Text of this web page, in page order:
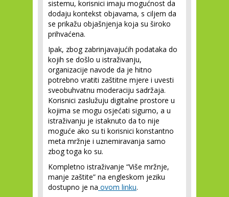
sistemu, korisnici imaju mogućnost da
dodaju kontekst objavama, s ciljem da
se prikažu objašnjenja koja su široko
prihvaćena.
Ipak, zbog zabrinjavajućih podataka do
kojih se došlo u istraživanju,
organizacije navode da je hitno
potrebno vratiti zaštitne mjere i uvesti
sveobuhvatnu moderaciju sadržaja.
Korisnici zaslužuju digitalne prostore u
kojima se mogu osjećati sigurno, a u
istraživanju je istaknuto da to nije
moguće ako su ti korisnici konstantno
meta mržnje i uznemiravanja samo
zbog toga ko su.
Kompletno istraživanje “Više mržnje,
manje zaštite” na engleskom jeziku
dostupno je na ovom linku.